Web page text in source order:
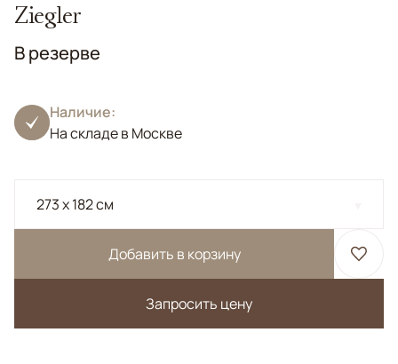
Ziegler
В резерве
Наличие:
На складе в Москве
273 x 182 см
Добавить в корзину
Запросить цену